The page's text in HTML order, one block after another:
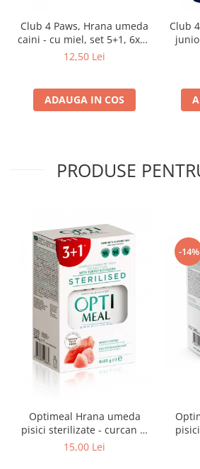
Club 4 Paws, Hrana umeda
caini - cu miel, set 5+1, 6x80
g
12,50 Lei
ADAUGA IN COS
Club
PRODUSE
Optimeal Hrana umeda
pisici sterilizate - curcan si
pui in sos, set 3+1,
15,00 Lei
-14%